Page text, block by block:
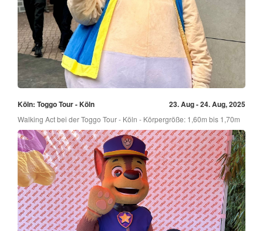
Köln: Toggo Tour - Köln 23. Aug - 24. Aug, 2025
Walking Act bei der Toggo Tour - Köln - Körpergröße: 1,60m bis 1,70m